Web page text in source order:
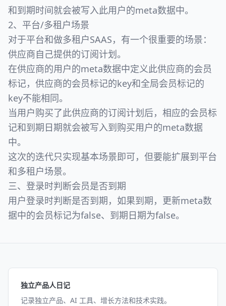
和到期时间就会被写入此用户的meta数据中。
2、平台/多租户场景
对于平台和做多租户SAAS，有一个很重要的场景：
供应商自己提供的订阅计划。
在供应商的用户的meta数据中定义此供应商的会员
标记，供应商的会员标记的key和全局会员标记的
key不能相同。
当用户购买了此供应商的订阅计划后，相应的会员标
记和到期日期就会被写入到购买用户的meta数据
中。
这次的迭代只实现基本场景即可，但要能扩展到平台
和多租户场景。
三、登录时判断会员是否到期
用户登录时判断是否到期，如果到期，更新meta数
据中的会员标记为false、到期日期为false。
独立产品人日记
记录独立产品、AI 工具、增长方法和技术实践。